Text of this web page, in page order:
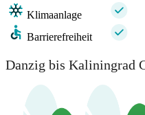
Klimaanlage
Barrierefreiheit
Danzig bis Kaliningrad